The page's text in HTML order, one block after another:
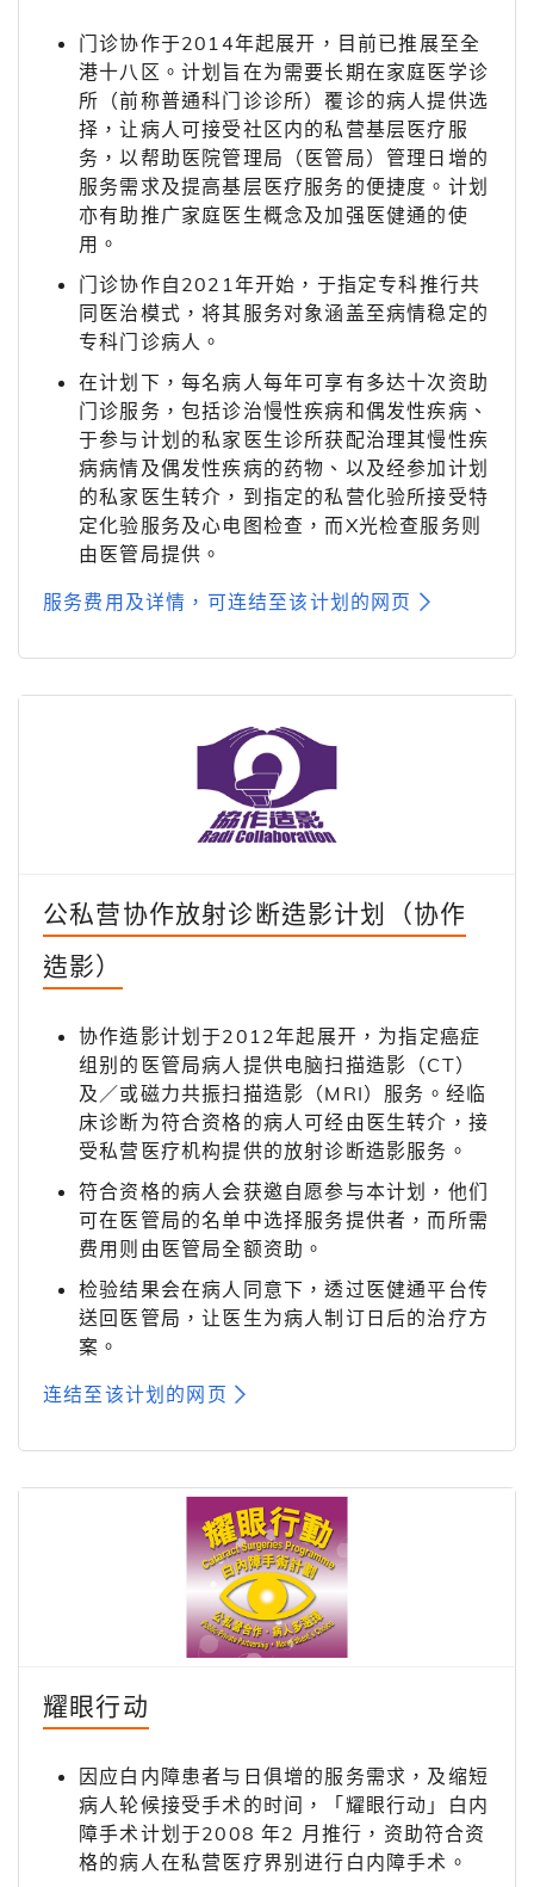
门诊协作于2014年起展开，目前已推展至全
港十八区。计划旨在为需要长期在家庭医学诊
所（前称普通科门诊诊所）覆诊的病人提供选
择，让病人可接受社区内的私营基层医疗服
务，以帮助医院管理局（医管局）管理日增的
服务需求及提高基层医疗服务的便捷度。计划
亦有助推广家庭医生概念及加强医健通的使
用。
门诊协作自2021年开始，于指定专科推行共
同医治模式，将其服务对象涵盖至病情稳定的
专科门诊病人。
在计划下，每名病人每年可享有多达十次资助
门诊服务，包括诊治慢性疾病和偶发性疾病、
于参与计划的私家医生诊所获配治理其慢性疾
病病情及偶发性疾病的药物、以及经参加计划
的私家医生转介，到指定的私营化验所接受特
定化验服务及心电图检查，而X光检查服务则
由医管局提供。
服务费用及详情，可连结至该计划的网页
公私营协作放射诊断造影计划（协作
造影）
协作造影计划于2012年起展开，为指定癌症
组别的医管局病人提供电脑扫描造影（CT）
及／或磁力共振扫描造影（MRI）服务。经临
床诊断为符合资格的病人可经由医生转介，接
受私营医疗机构提供的放射诊断造影服务。
符合资格的病人会获邀自愿参与本计划，他们
可在医管局的名单中选择服务提供者，而所需
费用则由医管局全额资助。
检验结果会在病人同意下，透过医健通平台传
送回医管局，让医生为病人制订日后的治疗方
案。
连结至该计划的网页
耀眼行动
因应白内障患者与日俱增的服务需求，及缩短
病人轮候接受手术的时间，「耀眼行动」白内
障手术计划于2008 年2 月推行，资助符合资
格的病人在私营医疗界别进行白内障手术。